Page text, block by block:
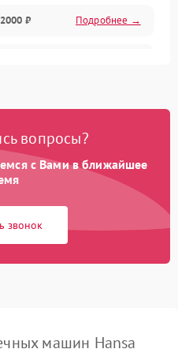
2000 ₽ Подробнее →
2100 ₽ Подробнее →
1700 ₽
вопросы?
с Вами в ближайшее
звонок
машин Hansa